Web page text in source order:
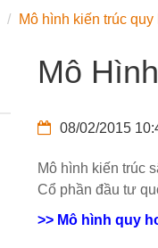
Mô
08/02/2015
Mô hình kiến trúc
Cổ phần đầu tư
>> Mô hình quy
Mô hình kiến trúc quy